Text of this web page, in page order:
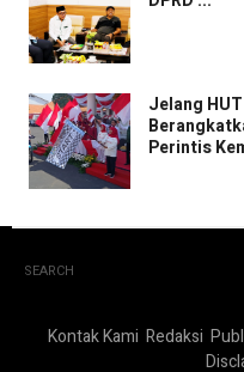
Jelang
Perintis
SEARCH
Kontak Kami Redaksi